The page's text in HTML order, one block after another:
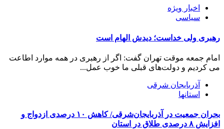
اخبار ویژه
سیاسی
رهبری ولی خداست؛ دیدش الهام است
امام جمعه موقت تهران گفت: اگر از رهبری در همه موارد اطاعت
می کردیم و دولت‌های قبلی ما خوب عمل...
آذربایجان شرقی
استانها
بحران جمعیت در آذربایجان‌شرقی/ کاهش ۱۰ درصدی ازدواج و
افزایش ۸ درصدی طلاق در استان